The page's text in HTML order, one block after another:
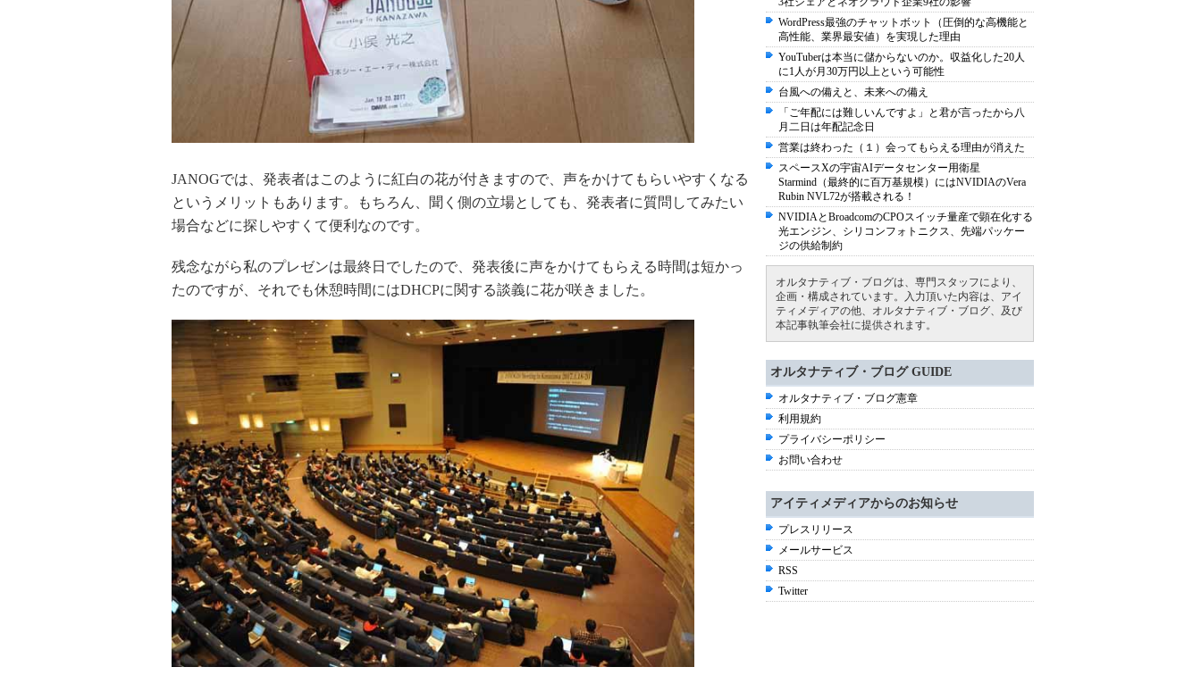
JANOGでは、発表者はこのように紅白の花が付きますので、声をかけてもらいやすくなる
というメリットもあります。もちろん、聞く側の立場としても、発表者に質問してみたい
場合などに探しやすくて便利なのです。
残念ながら私のプレゼンは最終日でしたので、発表後に声をかけてもらえる時間は短かっ
たのですが、それでも休憩時間にはDHCPに関する談義に花が咲きました。
WordPress最強のチャットボット（圧倒的な高機能と
高性能、業界最安値）を実現した理由
YouTuberは本当に儲からないのか。収益化した20人
に1人が月30万円以上という可能性
台風への備えと、未来への備え
「ご年配には難しいんですよ」と君が言ったから八
月二日は年配記念日
営業は終わった（１）会ってもらえる理由が消えた
スペースXの宇宙AIデータセンター用衛星
Starmind（最終的に百万基規模）にはNVIDIAのVera
Rubin NVL72が搭載される！
NVIDIAとBroadcomのCPOスイッチ量産で顕在化する
光エンジン、シリコンフォトニクス、先端パッケー
ジの供給制約
オルタナティブ・ブログは、専門スタッフにより、
企画・構成されています。入力頂いた内容は、アイ
ティメディアの他、オルタナティブ・ブログ、及び
本記事執筆会社に提供されます。
オルタナティブ・ブログ GUIDE
オルタナティブ・ブログ憲章
利用規約
プライバシーポリシー
お問い合わせ
アイティメディアからのお知らせ
プレスリリース
メールサービス
RSS
Twitter